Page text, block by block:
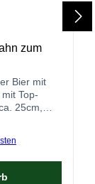
zum
Bier mit
Top-
25cm,
werden.